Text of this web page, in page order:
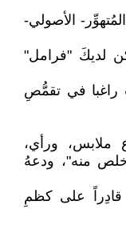
الأصولي-
لديكَ "فرامل"
راغبا في تقمُّصِ
ملابس، ورأي،
منه"، ودعهُ
على كظمِ